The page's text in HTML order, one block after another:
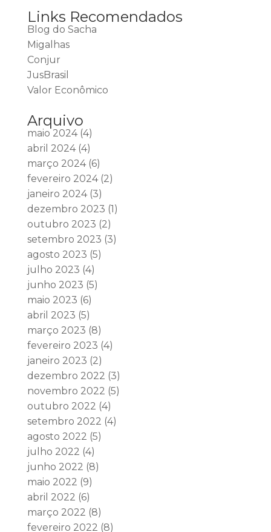
Links Recomendados
Blog do Sacha
Migalhas
Conjur
JusBrasil
Valor Econômico
Arquivo
maio 2024(4)
abril 2024(4)
março 2024(6)
fevereiro 2024(2)
janeiro 2024(3)
dezembro 2023 (1)
outubro 2023 (2)
setembro 2023 (3)
agosto 2023 (5)
julho 2023 (4)
junho 2023 (5)
maio 2023 (6)
abril 2023 (5)
março 2023 (8)
fevereiro 2023 (4)
janeiro 2023 (2)
dezembro 2022 (3)
novembro 2022 (5)
outubro 2022 (4)
setembro 2022 (4)
agosto 2022 (5)
julho 2022 (4)
junho 2022 (8)
maio 2022 (9)
abril 2022 (6)
março 2022 (8)
fevereiro 2022 (8)